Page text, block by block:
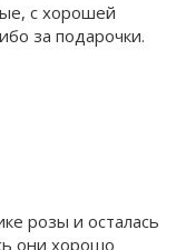
с хорошей
за подарочки.
розы и осталась
они хорошо